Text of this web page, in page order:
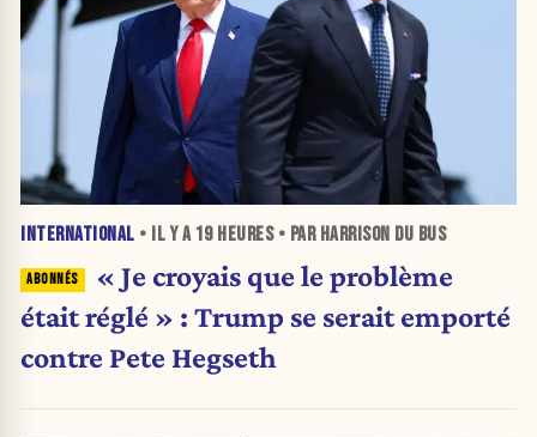
INTERNATIONAL • IL Y A 19 HEURES• PAR HARRISON DU BUS
« Je croyais que le problème
était réglé » : Trump se serait emporté
contre Pete Hegseth